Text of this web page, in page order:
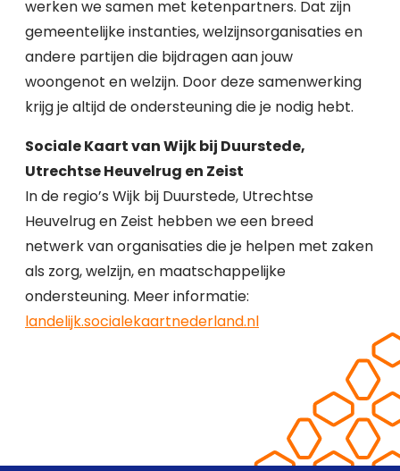
werken we samen met ketenpartners. Dat zijn
gemeentelijke instanties, welzijnsorganisaties en
andere partijen die bijdragen aan jouw
woongenot en welzijn. Door deze samenwerking
krijg je altijd de ondersteuning die je nodig hebt.
Sociale Kaart van Wijk bij Duurstede,
Utrechtse Heuvelrug en Zeist
In de regio’s Wijk bij Duurstede, Utrechtse
Heuvelrug en Zeist hebben we een breed
netwerk van organisaties die je helpen met zaken
als zorg, welzijn, en maatschappelijke
ondersteuning. Meer informatie:
landelijk.socialekaartnederland.nl